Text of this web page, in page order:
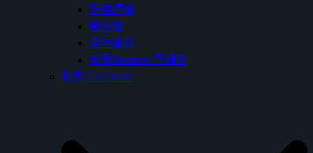
排油煙機
開水機
電陶爐具
英國Baumatic寶瑪客
凱撒 CAESAR